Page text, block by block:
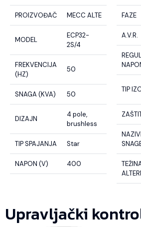
PROIZVOĐAČ MECC ALTE
MODEL
ECP32-
2S/4
FREKVENCIJA
(HZ)
50
SNAGA (KVA) 50
DIZAJN
4 pole,
brushless
TIP SPAJANJA Star
NAPON (V) 400
FAZE
A.V.R.
TIP
Upravljački